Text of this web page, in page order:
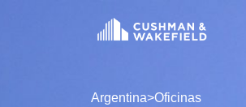
Argentina>Oficinas